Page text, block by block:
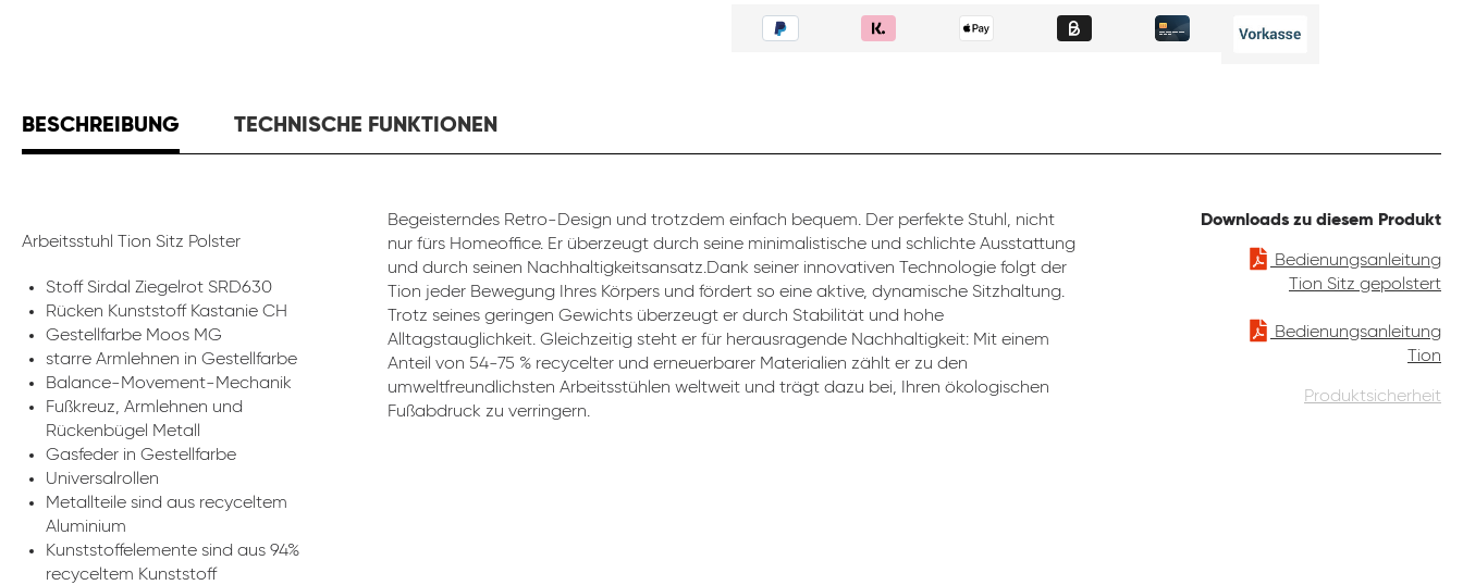
BESCHREIBUNG TECHNISCHE FUNKTIONEN
Arbeitsstuhl Tion Sitz Polster
Stoff Sirdal Ziegelrot SRD630
Rücken Kunststoff Kastanie CH
Gestellfarbe Moos MG
starre Armlehnen in Gestellfarbe
Balance-Movement-Mechanik
Fußkreuz, Armlehnen und
Rückenbügel Metall
Gasfeder in Gestellfarbe
Universalrollen
Metallteile sind aus recyceltem
Aluminium
Kunststoffelemente sind aus 94%
recyceltem Kunststoff
Begeisterndes Retro-Design und trotzdem einfach bequem. Der perfekte Stuhl, nicht
nur fürs Homeoffice. Er überzeugt durch seine minimalistische und schlichte Ausstattung
und durch seinen Nachhaltigkeitsansatz.Dank seiner innovativen Technologie folgt der
Tion jeder Bewegung Ihres Körpers und fördert so eine aktive, dynamische Sitzhaltung.
Trotz seines geringen Gewichts überzeugt er durch Stabilität und hohe
Alltagstauglichkeit. Gleichzeitig steht er für herausragende Nachhaltigkeit: Mit einem
Anteil von 54-75 % recycelter und erneuerbarer Materialien zählt er zu den
umweltfreundlichsten Arbeitsstühlen weltweit und trägt dazu bei, Ihren ökologischen
Fußabdruck zu verringern.
Downloads zu diesem Produkt
Bedienungsanleitung
Tion Sitz gepolstert
Bedienungsanleitung
Tion
Produktsicherheit